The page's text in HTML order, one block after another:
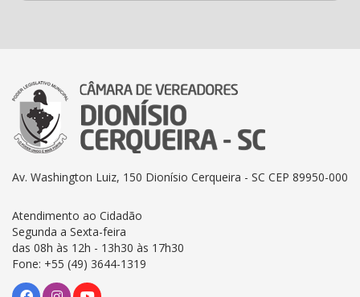
Av. Washington Luiz, 150 Dionísio Cerqueira - SC CEP 89950-000
Atendimento ao Cidadão
Segunda a Sexta-feira
das 08h às 12h - 13h30 às 17h30
Fone: +55 (49) 3644-1319